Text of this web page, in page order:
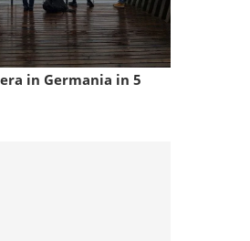
in Germania in 5